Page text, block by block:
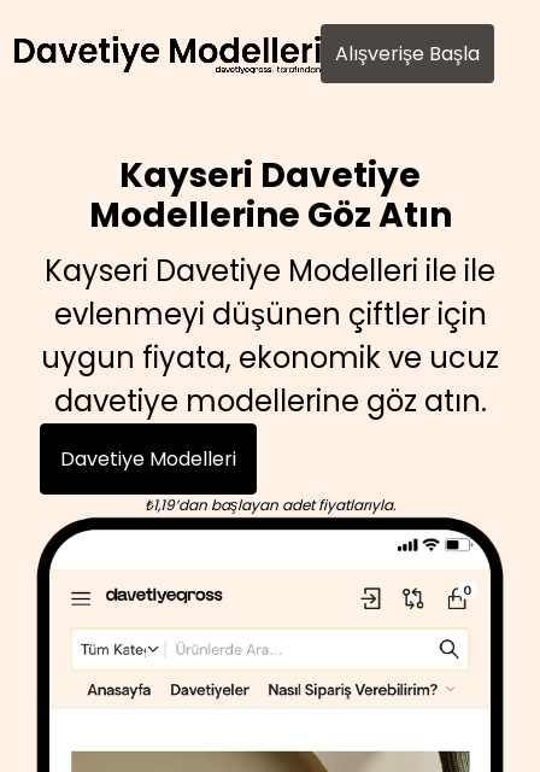
Alışverişe Başla
Kayseri Davetiye
Modellerine Göz Atın
Kayseri Davetiye Modelleri ile ile
evlenmeyi düşünen çiftler için
uygun fiyata, ekonomik ve ucuz
davetiye modellerine göz atın.
Davetiye Modelleri
₺1,19’dan başlayan adet fiyatlarıyla.